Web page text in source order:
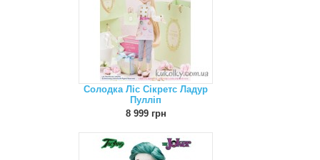
Солодка Ліс Сікретс Ладур
Пулліп
8 999 грн